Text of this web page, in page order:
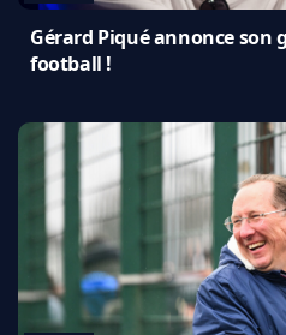
Gérard Piqué annonce son
football !